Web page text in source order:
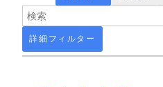
詳細フィルター